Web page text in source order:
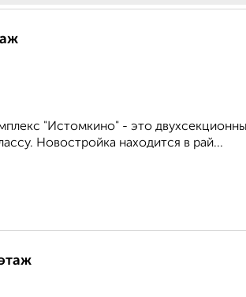
"Истомкино" - это
Новостройка находится в рай...